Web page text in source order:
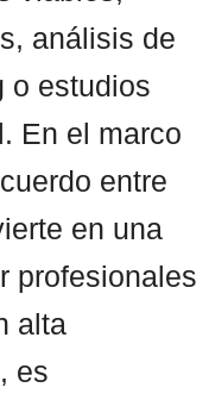
análisis de
o estudios
En el marco
entre
en una
profesionales
alta
es